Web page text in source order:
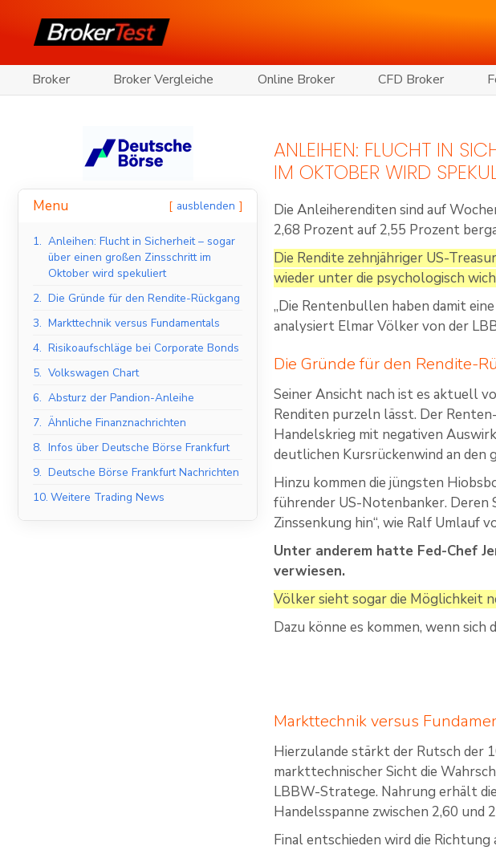
Broker Broker Vergleiche Online Broker CFD Broker
Menu ausblenden
1. Anleihen: Flucht in Sicherheit – sogar
über einen großen Zinsschritt im
Oktober wird spekuliert
2. Die Gründe für den Rendite-Rückgang
3. Markttechnik versus Fundamentals
4. Risikoaufschläge bei Corporate Bonds
5. Volkswagen Chart
6. Absturz der Pandion-Anleihe
7. Ähnliche Finanznachrichten
8. Infos über Deutsche Börse Frankfurt
9. Deutsche Börse Frankfurt Nachrichten
10. Weitere Trading News
ANLEIHEN: FLUCHT IN
M OKTOBER WIRD
Die Anleiherenditen sind auf
2,68 Prozent auf 2,55 Prozent
Die Rendite zehnjähriger US-
wieder unter die psychologisch
„Die Rentenbullen haben damit
analysiert Elmar Völker von der
Die Gründe für den Rendite-
Seiner Ansicht nach ist es aktuell
Renditen purzeln lässt. Der
Handelskrieg mit negativen
deutlichen Kursrückenwind an den
Hinzu kommen die jüngsten
führender US-Notenbanker. Deren
Zinssenkung hin“, wie Ralf Umlauf
Unter anderem hatte Fed-Chef
verwiesen.
Völker sieht sogar die Möglichkeit
Dazu könne es kommen, wenn
Markttechnik versus
Hierzulande stärkt der Rutsch der
markttechnischer Sicht die
LBBW-Stratege. Nahrung erhält
Handelsspanne zwischen 2,60 und
Final entschieden wird die